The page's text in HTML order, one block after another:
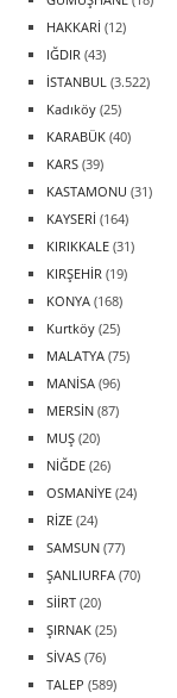
HAKKARİ (12)
IĞDIR (43)
İSTANBUL (3.522)
Kadıköy (25)
KARABÜK (40)
KARS (39)
KASTAMONU (31)
KAYSERİ (164)
KIRIKKALE (31)
KIRŞEHİR (19)
KONYA (168)
Kurtköy (25)
MALATYA (75)
MANİSA (96)
MERSİN (87)
MUŞ (20)
NİĞDE (26)
OSMANİYE (24)
RİZE (24)
SAMSUN (77)
ŞANLIURFA (70)
SİİRT (20)
ŞIRNAK (25)
SİVAS (76)
TALEP (589)